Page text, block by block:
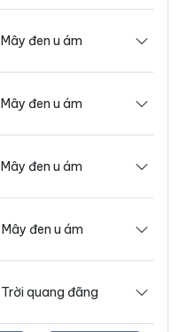
Mây đen u ám
Mây đen u ám
Mây đen u ám
Mây đen u ám
Trời quang đãng